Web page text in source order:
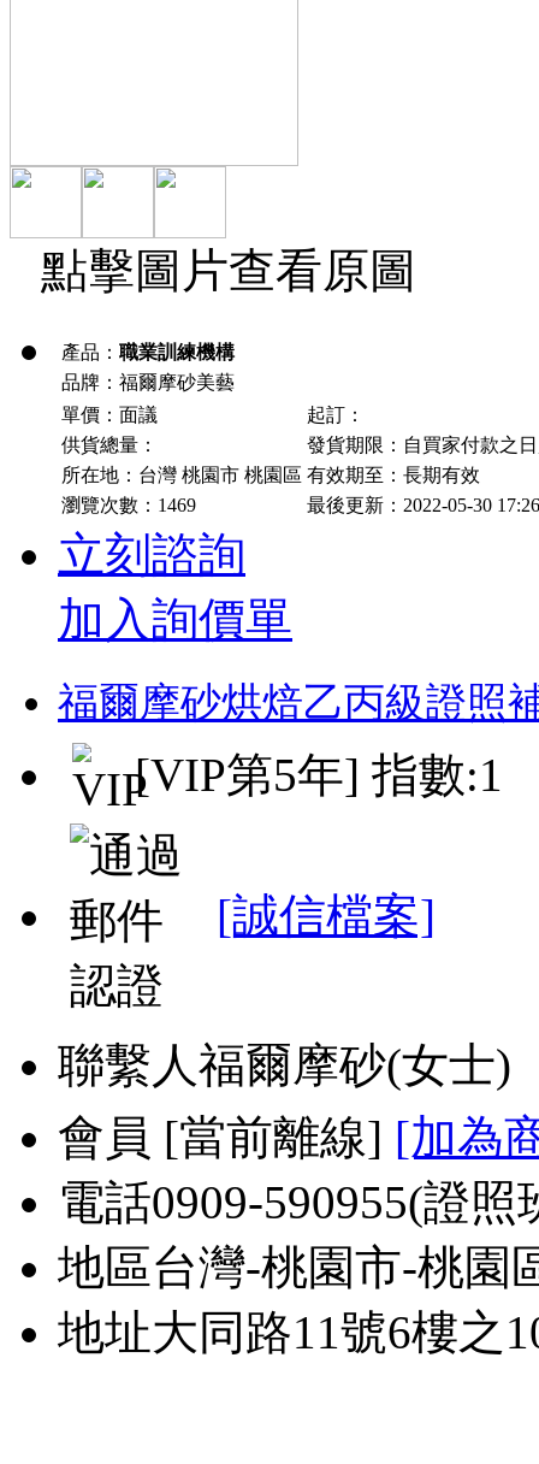
點擊圖片查看原圖
產品： 職業訓練機構
品牌：福爾摩砂美藝
單價：面議
起訂：
供貨總量：
發貨期限：自買家付款之
所在地：台灣 桃園市 桃園區 有效期至：長期有效
瀏覽次數： 1469 最後更新：2022-05-30 17:26
立刻諮詢
加入詢價單
福爾摩砂烘焙乙丙級證照
[VIP第5年] 指數:1
[誠信檔案]
聯繫人福爾摩砂(女
會員 [當前離線] [加為
電話0909-590955(證
地區台灣-桃園市-桃園
地址大同路11號6樓之